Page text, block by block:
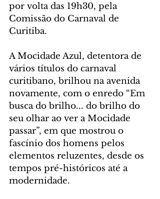
por volta das 19h30, pela
Comissão do Carnaval de
Curitiba.
A Mocidade Azul, detentora de
vários títulos do carnaval
curitibano, brilhou na avenida
novamente, com o enredo “Em
busca do brilho... do brilho do
seu olhar ao ver a Mocidade
passar”, em que mostrou o
fascínio dos homens pelos
elementos reluzentes, desde os
tempos pré-históricos até a
modernidade.